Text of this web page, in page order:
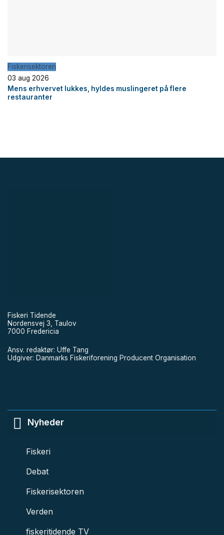
Fiskerisektoren
03 aug 2026
Mens erhvervet lukkes, hyldes muslingeret på flere
restauranter
Fiskeri Tidende
Nordensvej 3, Taulov
7000 Fredericia
Ansv. redaktør: Uffe Tang
Udgiver: Danmarks Fiskeriforening Producent Organisation
Nyheder
Fiskeri
Debat
Fiskerisektoren
Verden
fiskeritidende TV